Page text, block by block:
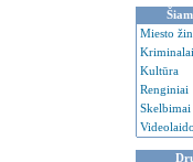
Miesto
Kriminalai
Kultūra
Renginiai
Skelbimai